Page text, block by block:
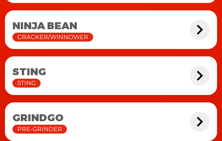
NINJA BEAN
CRACKER/WINNOWER
STING
STING
GRINDGO
PRE-GRINDER